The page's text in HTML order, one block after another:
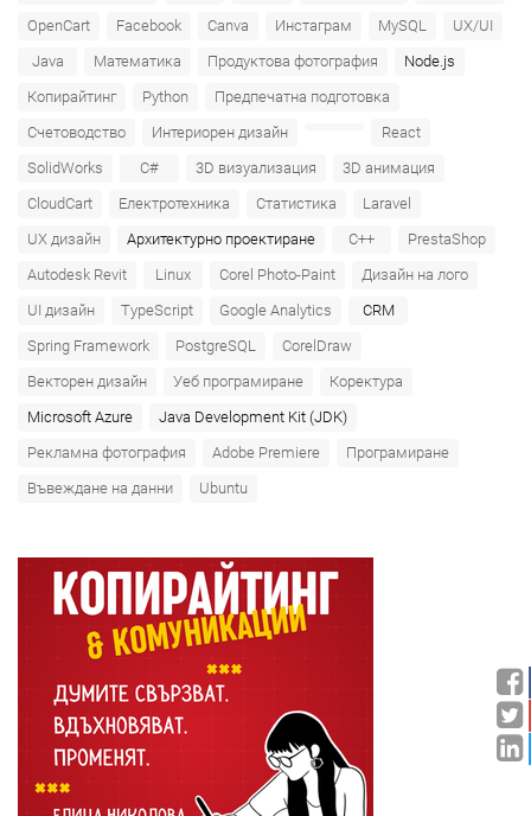
OpenCart
Facebook Canva Инстаграм MySQL
UX/UI
Java
Математика Продуктова фотография
Node.js
Копирайтинг
Python
Предпечатна подготовка
Счетоводство
Интериорен дизайн
React
SolidWorks
C# 3D визуализация
3D анимация
CloudCart
Електротехника Статистика
Laravel
UX дизайн
Архитектурно проектиране C++
PrestaShop
Autodesk Revit
Linux Corel Photo-Paint
Дизайн на лого
UI дизайн
TypeScript Google Analytics
CRM
Spring Framework
PostgreSQL
CorelDraw
Векторен дизайн
Уеб програмиране
Коректура
Microsoft Azure‎
Java Development Kit (JDK)
Рекламна фотография
Adobe Premiere
Програмиране
Въвеждане на данни
Ubuntu